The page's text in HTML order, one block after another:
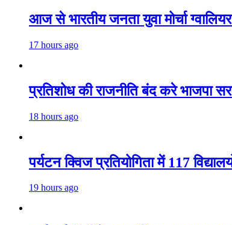
आज से भारतीय जनता युवा मोर्चा
17 hours ago
प्रतिशोध की राजनीति बंद करे भाजपा
18 hours ago
पर्यटन क्विज प्रतियोगिता में 117
19 hours ago